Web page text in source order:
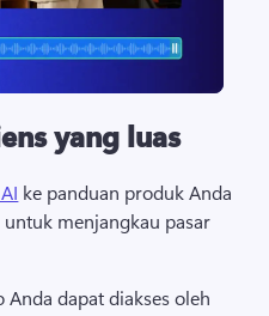
yang luas
ke panduan produk Anda
menjangkau pasar
Anda dapat diakses oleh